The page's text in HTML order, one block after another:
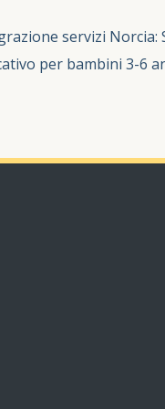
servizi Norcia:
per bambini 3-6